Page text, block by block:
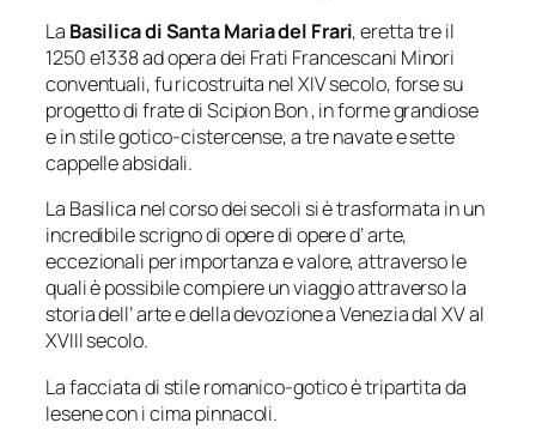
La Basilica di Santa Maria del Frari, eretta tre il
1250 e1338 ad opera dei Frati Francescani Minori
conventuali, fu ricostruita nel XIV secolo, forse su
progetto di frate di Scipion Bon , in forme grandiose
e in stile gotico-cistercense, a tre navate e sette
cappelle absidali.
La Basilica nel corso dei secoli si è trasformata in un
incredibile scrigno di opere di opere d’ arte,
eccezionali per importanza e valore, attraverso le
quali è possibile compiere un viaggio attraverso la
storia dell’ arte e della devozione a Venezia dal XV al
XVIII secolo.
La facciata di stile romanico-gotico è tripartita da
lesene con i cima pinnacoli.